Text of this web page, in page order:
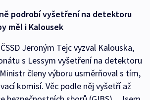
podrobí vyšetření na detektoru
měl i Kalousek
Jeroným Tejc vyzval Kalouska,
s Lessym vyšetření na detektoru
členy výboru usměrňoval s tím,
komisí. Věc podle něj vyšetří až